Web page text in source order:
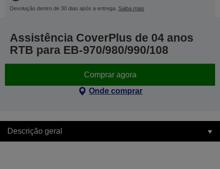
Devolução dentro de 30 dias após a entrega. Saiba mais
Assistência CoverPlus de 04 anos
RTB para EB-970/980/990/108
Comprar agora
Onde comprar
Descrição geral